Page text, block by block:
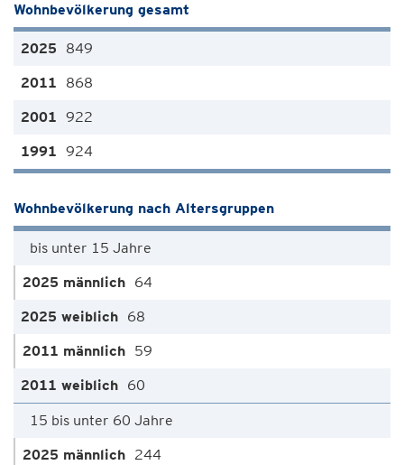
Wohnbevölkerung gesamt
849
868
922
924
Wohnbevölkerung nach Altersgruppen
bis unter 15 Jahre
64
68
59
60
15 bis unter 60 Jahre
244